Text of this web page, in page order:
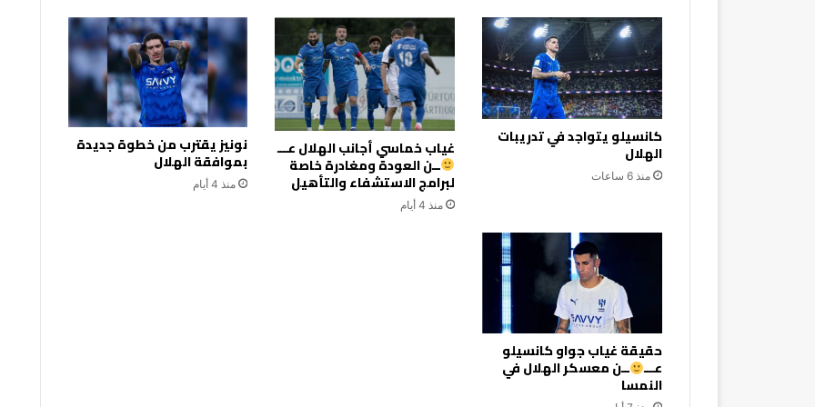
كانسيلو يتواجد في تدريبات
الهلال
منذ 6 ساعات
غياب خماسي أجانب الهلال عـــ
ــن العودة ومغادرة خاصة
لبرامج الاستشفاء والتأهيل
منذ 4 أيام
نونيز يقترب من خطوة جديدة
بموافقة الهلال
منذ 4 أيام
حقيقة غياب جواو كانسيلو
عـــ ــن معسكر الهلال في
النمسا